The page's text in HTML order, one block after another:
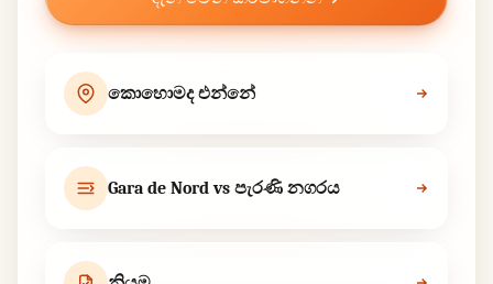
කොහොමද එන්නේ
Gara de Nord vs පැරණි නගරය